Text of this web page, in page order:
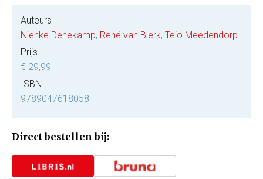
Auteurs
Nienke Denekamp, René van Blerk, Teio Meedendorp
Prijs
€ 29,99
ISBN
9789047618058
Direct bestellen bij: